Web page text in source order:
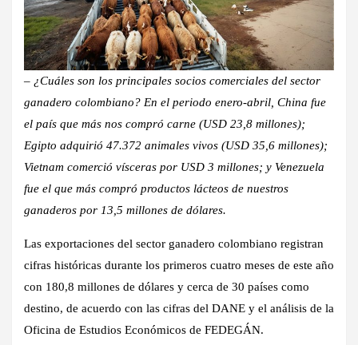
– ¿Cuáles son los principales socios comerciales del sector
ganadero colombiano? En el periodo enero-abril , China fue
el país que más nos compró carne (USD 23,8 millones);
Egipto adquirió 47.372 animales vivos (USD 35,6 millones);
Vietnam comerció vísceras por USD 3 millones; y Venezuela
fue el que más compró productos lácteos de nuestros
ganaderos por 13,5 millones de dólares.
Las exportaciones del sector ganadero colombiano registran
cifras históricas durante los primeros cuatro meses de este año
con 180,8 millones de dólares y cerca de 30 países como
destino, de acuerdo con las cifras del DANE y el análisis de la
Oficina de Estudios Económicos de FEDEGÁN.